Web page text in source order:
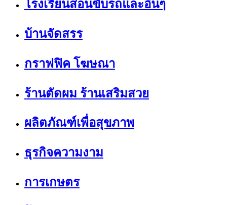
โรงเรียนสอนขับรถและอื่นๆ
บ้านจัดสรร
กราฟฟิค โฆษณา
ร้านตัดผม ร้านเสริมสวย
ผลิตภัณฑ์เพื่อสุขภาพ
ธุรกิจความงาม
การเกษตร